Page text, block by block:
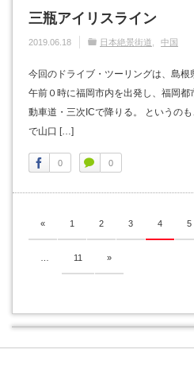
三瓶アイリスライン
2019.06.18 日本絶景街道 中国
今回のドライブ・ツーリングは、島根
午前０時に福岡市内を出発し、福岡都
動車道・三次ICで降りる。 というの
で山口 […]
0 0
« 1 2 3 4 5
11 »